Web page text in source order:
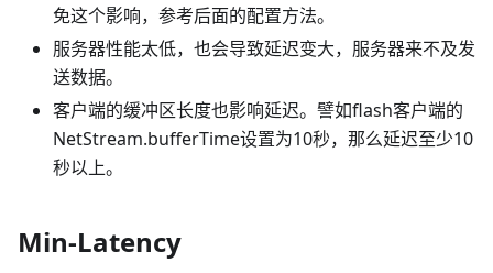
免这个影响，参考后面的配置方法。
服务器性能太低，也会导致延迟变大，服务器来不及发
送数据。
客户端的缓冲区长度也影响延迟。譬如flash客户端的
NetStream.bufferTime设置为10秒，那么延迟至少10
秒以上。
Min-Latency